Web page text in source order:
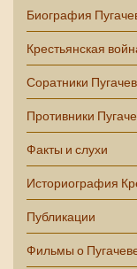
Биография
Крестьянская
Соратники
Противники
Факты и слухи
Историография
Публикации
Фильмы о